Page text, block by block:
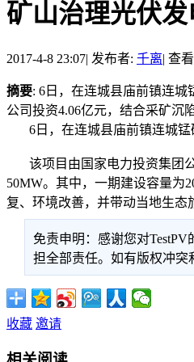
矿山治理光伏
2017-4-8 23:07| 发布者: 千离| 查
摘要: 6日，在连城县庙前镇连
公司投资4.06亿元，结合采矿沉
6日，在连城县庙前镇连城锰
该项目由国家电力投资集团公
50MW。其中，一期建设容量为
复、环境改善，并带动当地生态
免责申明：感谢您对
担全部责任。如有版权冲突
收藏 邀请